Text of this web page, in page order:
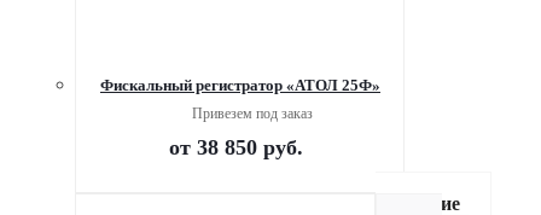
Фискальный регистратор «АТОЛ 25Ф»
Привезем под заказ
от 38 850 руб.
Описание